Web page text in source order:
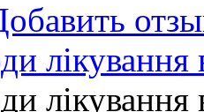
лікування
лікування